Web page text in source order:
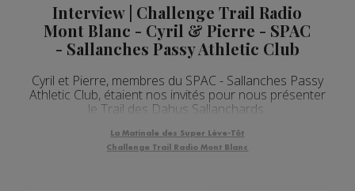
Interview | Challenge Trail Radio
Mont Blanc - Cyril & Pierre - SPAC
- Sallanches Passy Athletic Club
Cyril et Pierre, membres du SPAC - Sallanches Passy
Athletic Club, étaient nos invités pour nous présenter
le Trail des Dahus Sallanchards.
La Matinale des Super Lève-Tôt
Challenge Trail Radio Mont Blanc